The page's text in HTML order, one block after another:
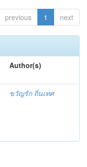
previous 1 next
Author(s)
ขวัญรัก ถิ่นเทศ